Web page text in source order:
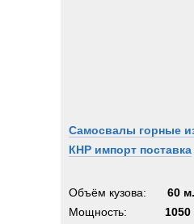
Самосвалы горные
КНР импорт поставка
Объём кузова:
60
Мощность:
1050